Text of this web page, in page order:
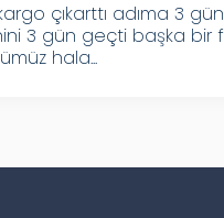
çıkarttı adıma 3
3 gün geçti başka bir
hala...